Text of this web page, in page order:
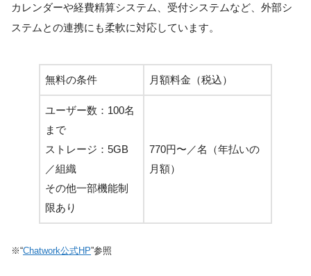
カレンダーや経費精算システム、受付システムなど、外部シ
ステムとの連携にも柔軟に対応しています。
無料の条件 月額料金（税込）
ユーザー数：100名
まで
ストレージ：5GB
／組織
その他一部機能制
限あり
770円〜／名（年払いの
月額）
※“Chatwork公式HP”参照